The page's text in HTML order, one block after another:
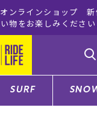
ンラインショップ 新
物をお楽しみくださ
SURF